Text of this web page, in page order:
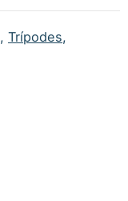
, Trípodes,